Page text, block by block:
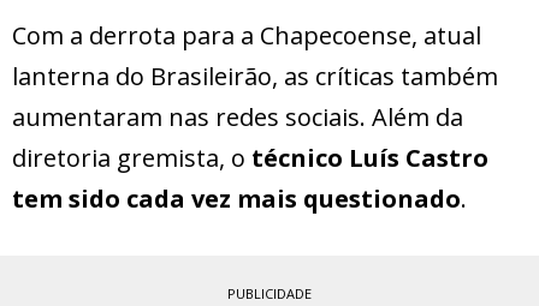
Com a derrota para a Chapecoense, atual
lanterna do Brasileirão, as críticas também
aumentaram nas redes sociais. Além da
diretoria gremista, o técnico Luís Castro
tem sido cada vez mais questionado.
PUBLICIDADE